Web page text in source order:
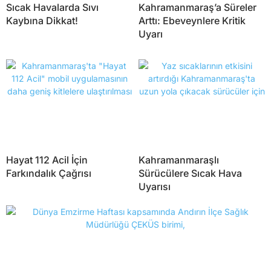
Sıcak Havalarda Sıvı
Kaybına Dikkat!
Kahramanmaraş’a Süreler
Arttı: Ebeveynlere Kritik
Uyarı
Hayat 112 Acil İçin
Farkındalık Çağrısı
Kahramanmaraşlı
Sürücülere Sıcak Hava
Uyarısı